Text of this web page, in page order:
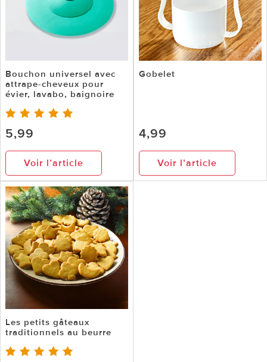
Bouchon universel avec
attrape-cheveux pour
évier, lavabo, baignoire
5,99
Voir l’article
Gobelet
4,99
Voir l’article
Les petits gâteaux
traditionnels au beurre